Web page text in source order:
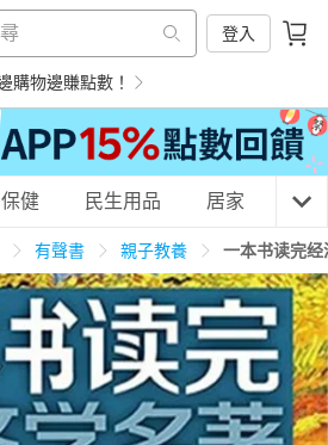
登入
購物邊賺點數！
糕 養生保健 民生用品
電 運動休閒 親子玩具
保健 民生用品 居家 3C
有聲書 親子教養 一本书读完